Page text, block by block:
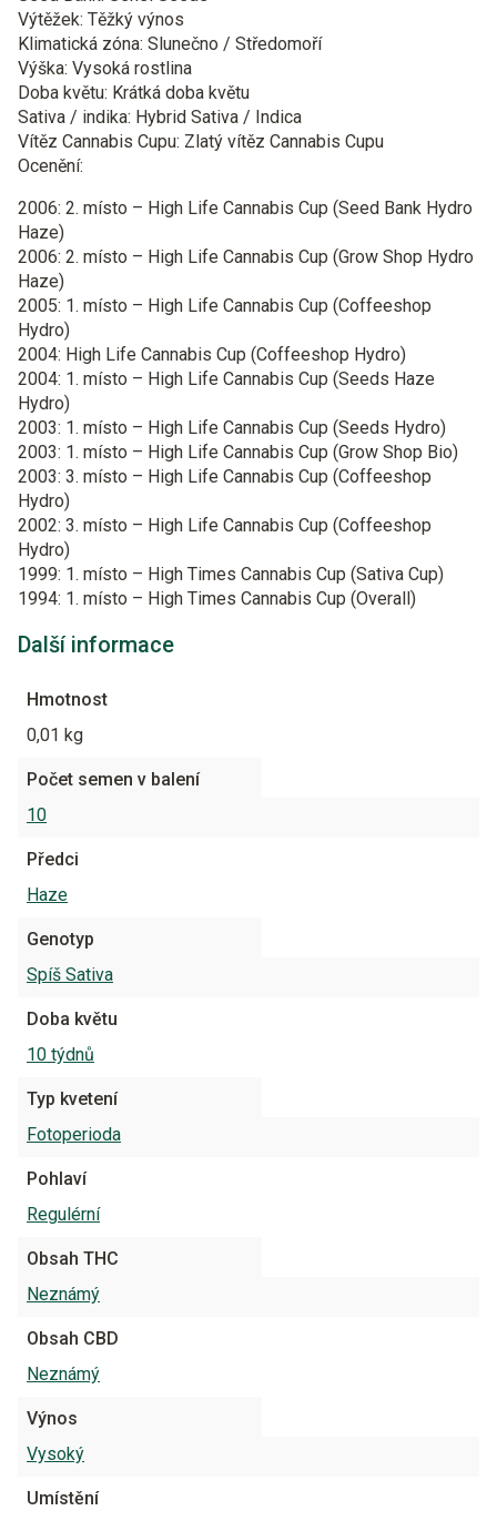
Výtěžek: Těžký výnos
Klimatická zóna: Slunečno / Středomoří
Výška: Vysoká rostlina
Doba květu: Krátká doba květu
Sativa / indika: Hybrid Sativa / Indica
Vítěz Cannabis Cupu: Zlatý vítěz Cannabis Cupu
Ocenění:
2006: 2. místo – High Life Cannabis Cup (Seed Bank Hydro
Haze)
2006: 2. místo – High Life Cannabis Cup (Grow Shop Hydro
Haze)
2005: 1. místo – High Life Cannabis Cup (Coffeeshop
Hydro)
2004: High Life Cannabis Cup (Coffeeshop Hydro)
2004: 1. místo – High Life Cannabis Cup (Seeds Haze
Hydro)
2003: 1. místo – High Life Cannabis Cup (Seeds Hydro)
2003: 1. místo – High Life Cannabis Cup (Grow Shop Bio)
2003: 3. místo – High Life Cannabis Cup (Coffeeshop
Hydro)
2002: 3. místo – High Life Cannabis Cup (Coffeeshop
Hydro)
1999: 1. místo – High Times Cannabis Cup (Sativa Cup)
1994: 1. místo – High Times Cannabis Cup (Overall)
Další informace
Hmotnost
0,01 kg
Počet semen v balení
10
Předci
Haze
Genotyp
Spíš Sativa
Doba květu
10 týdnů
Typ kvetení
Fotoperioda
Pohlaví
Regulérní
Obsah THC
Neznámý
Obsah CBD
Neznámý
Výnos
Vysoký
Umístění